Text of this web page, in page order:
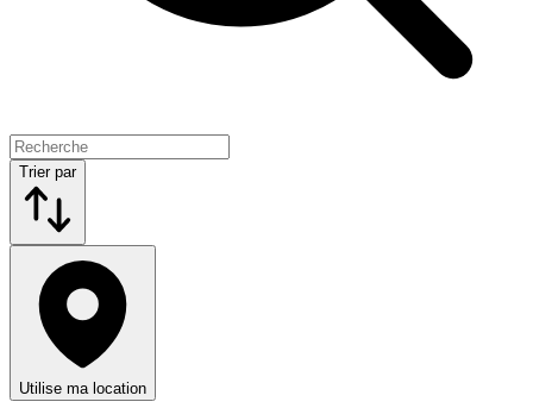
Trier par
Utilise ma location